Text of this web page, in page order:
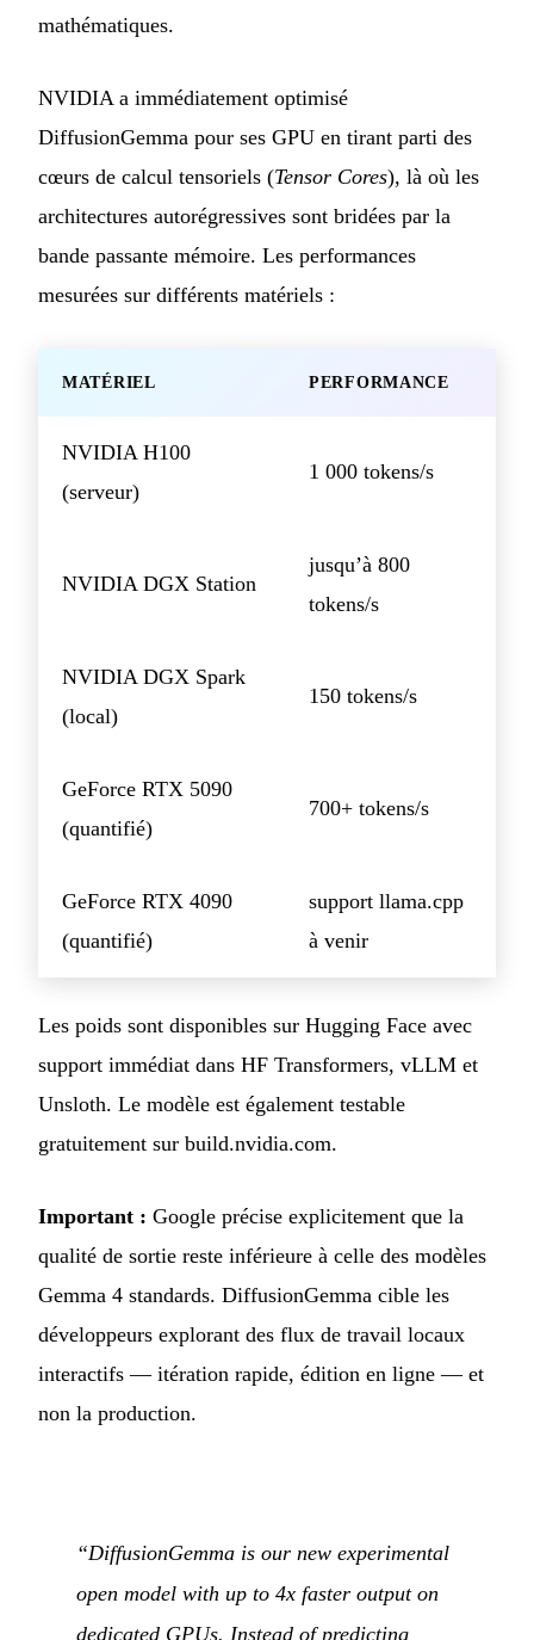
mathématiques.
NVIDIA a immédiatement optimisé
DiffusionGemma pour ses GPU en tirant parti des
cœurs de calcul tensoriels (Tensor Cores), là où les
architectures autorégressives sont bridées par la
bande passante mémoire. Les performances
mesurées sur différents matériels :
MATÉRIEL PERFORMANCE
NVIDIA H100
(serveur)
1 000 tokens/s
NVIDIA DGX Station
jusqu’à 800
tokens/s
NVIDIA DGX Spark
(local)
150 tokens/s
GeForce RTX 5090
(quantifié)
700+ tokens/s
GeForce RTX 4090
(quantifié)
support llama.cpp
à venir
Les poids sont disponibles sur Hugging Face avec
support immédiat dans HF Transformers, vLLM et
Unsloth. Le modèle est également testable
gratuitement sur build.nvidia.com.
Important : Google précise explicitement que la
qualité de sortie reste inférieure à celle des modèles
Gemma 4 standards. DiffusionGemma cible les
développeurs explorant des flux de travail locaux
interactifs — itération rapide, édition en ligne — et
non la production.
“DiffusionGemma is our new experimental
open model with up to 4x faster output on
dedicated GPUs. Instead of predicting